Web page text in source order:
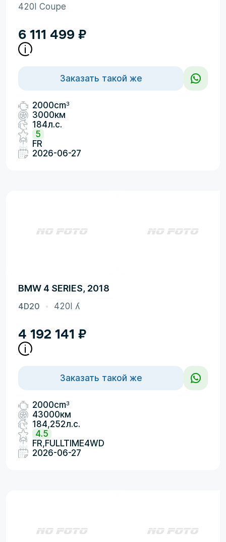
420I Coupe
6 111 499 ₽
Заказать такой же
2000cm3
3000км
184л.с.
5
FR
2026-06-27
BMW 4 SERIES, 2018
4D20 420I ʎ
4 192 141 ₽
Заказать такой же
2000cm3
43000км
184,252л.с.
4.5
FR,FULLTIME4WD
2026-06-27